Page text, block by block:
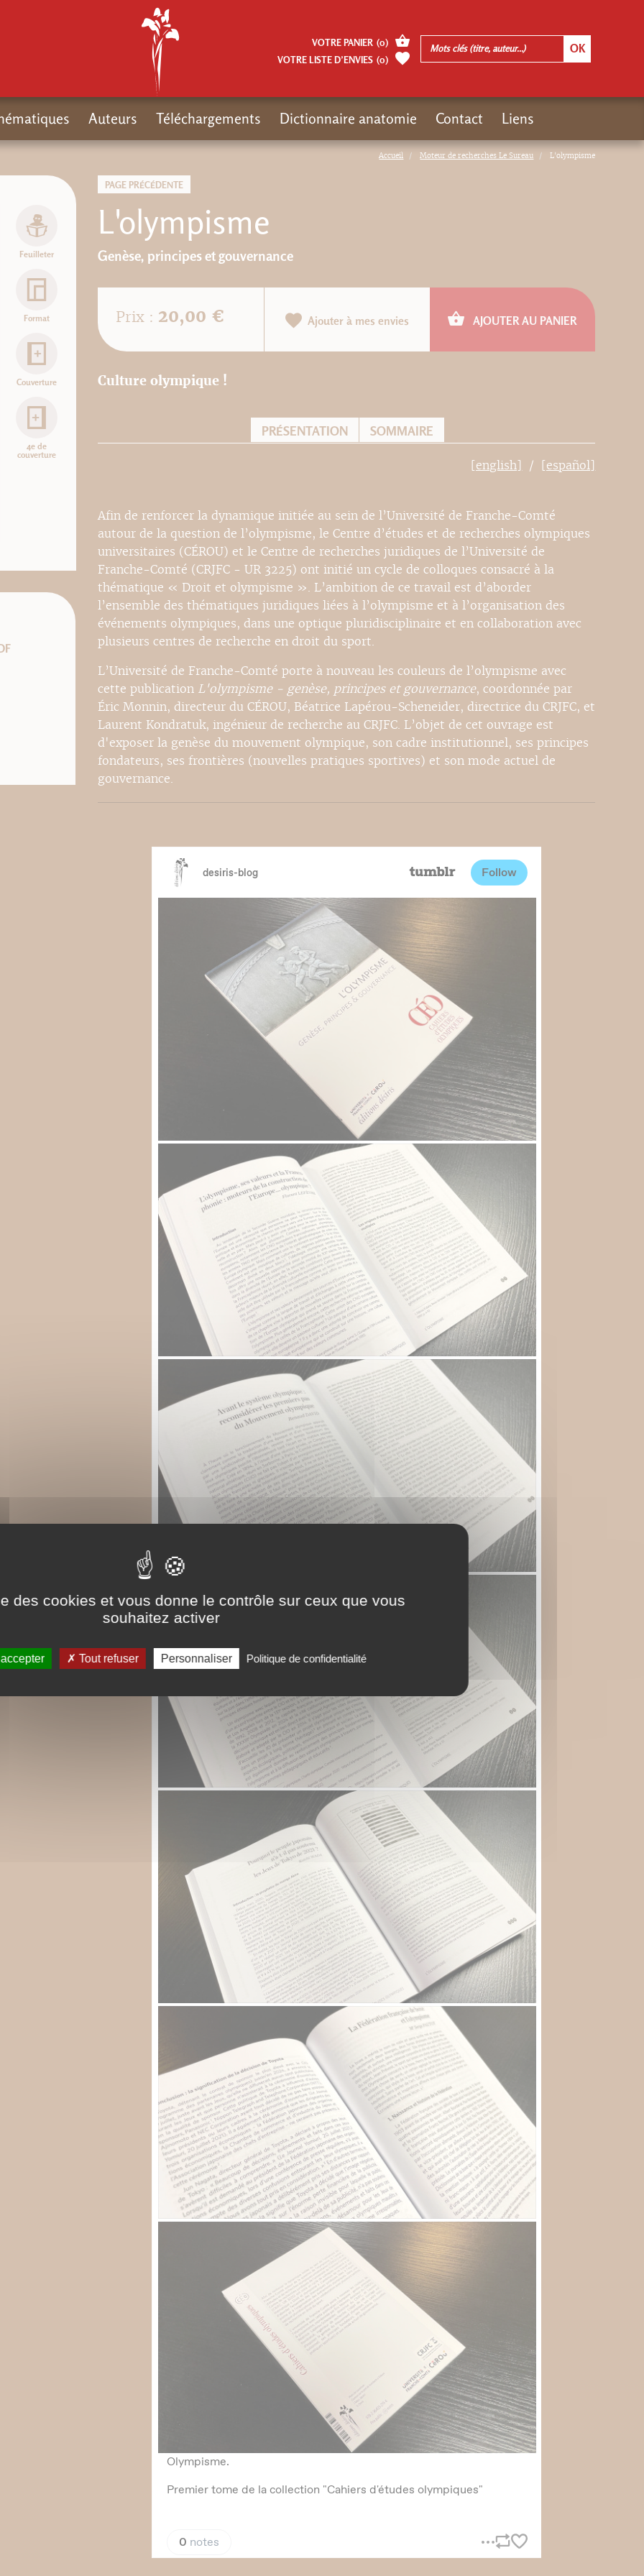
Accueil Moteur de recherches Le Sureau L'olympisme
PAGE PRÉCÉDENTE
L'olympisme
Genèse, principes et gouvernance
Feuilleter
Format
Couverture
4e de
couverture
Prix : 20,00 € Ajouter à mes envies AJOUTER AU PANIER
Culture olympique !
PRÉSENTATION SOMMAIRE
[english] [español]
Afin de renforcer la dynamique initiée au sein de l’Université de Franche-Comté
autour de la question de l’olympisme, le Centre d’études et de recherches olympiques
universitaires (CÉROU) et le Centre de recherches juridiques de l’Université de
Franche-Comté (CRJFC - UR 3225) ont initié un cycle de colloques consacré à la
thématique « Droit et olympisme ». L’ambition de ce travail est d’aborder
l’ensemble des thématiques juridiques liées à l’olympisme et à l’organisation des
événements olympiques, dans une optique pluridisciplinaire et en collaboration avec
plusieurs centres de recherche en droit du sport.
L’Université de Franche-Comté porte à nouveau les couleurs de l’olympisme avec
cette publication L'olympisme - genèse, principes et gouvernance, coordonnée par
Éric Monnin, directeur du CÉROU, Béatrice Lapérou-Scheneider, directrice du CRJFC, et
Laurent Kondratuk, ingénieur de recherche au CRJFC. L’objet de cet ouvrage est
d'exposer la genèse du mouvement olympique, son cadre institutionnel, ses principes
fondateurs, ses frontières (nouvelles pratiques sportives) et son mode actuel de
gouvernance.
VOTRE PANIER (0)
VOTRE LISTE D’ENVIES (0)
Auteurs Téléchargements Dictionnaire anatomie Contact Liens
des cookies et vous donne le contrôle sur ceux que vous
souhaitez activer
Tout refuser Personnaliser Politique de confidentialité